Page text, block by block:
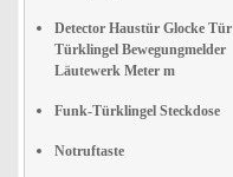
Detector Haustür Glocke Tür
Türklingel Bewegungmelder
Läutewerk Meter m
Funk-Türklingel Steckdose
Notruftaste